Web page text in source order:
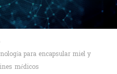
para encapsular miel y
médicos